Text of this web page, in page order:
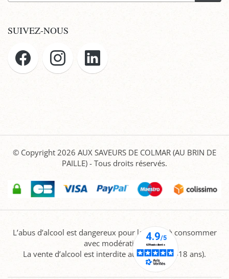
SUIVEZ-NOUS
© Copyright 2026 AUX SAVEURS DE COLMAR (AU BRIN DE
PAILLE) - Tous droits réservés.
L’abus d’alcool est dangereux pour la santé, à consommer
avec modération.
La vente d’alcool est interdite aux mineurs (-18 ans).